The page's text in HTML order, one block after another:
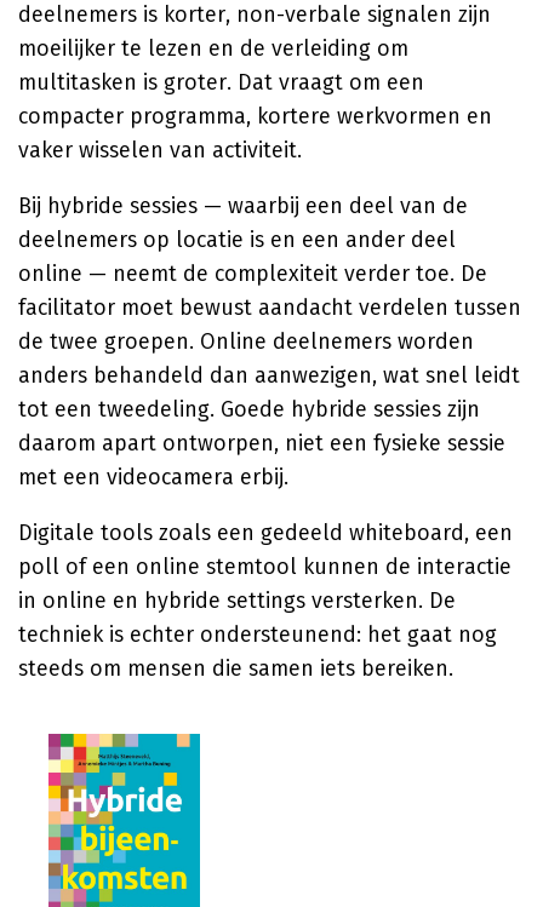
deelnemers is korter, non-verbale signalen zijn
moeilijker te lezen en de verleiding om
multitasken is groter. Dat vraagt om een
compacter programma, kortere werkvormen en
vaker wisselen van activiteit.
Bij hybride sessies — waarbij een deel van de
deelnemers op locatie is en een ander deel
online — neemt de complexiteit verder toe. De
facilitator moet bewust aandacht verdelen tussen
de twee groepen. Online deelnemers worden
anders behandeld dan aanwezigen, wat snel leidt
tot een tweedeling. Goede hybride sessies zijn
daarom apart ontworpen, niet een fysieke sessie
met een videocamera erbij.
Digitale tools zoals een gedeeld whiteboard, een
poll of een online stemtool kunnen de interactie
in online en hybride settings versterken. De
techniek is echter ondersteunend: het gaat nog
steeds om mensen die samen iets bereiken.